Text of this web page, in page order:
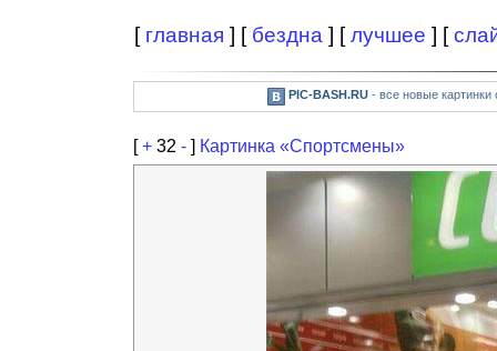
[ главная ] [ бездна ] [лучшее ] [
PIC-BASH.RU- все новые картинки
[+ 32 - ] Картинка «Спортсмены»